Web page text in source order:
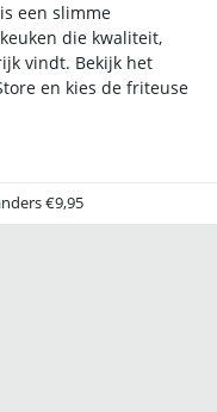
een slimme
die kwaliteit,
vindt. Bekijk het
en kies de friteuse
€9,95